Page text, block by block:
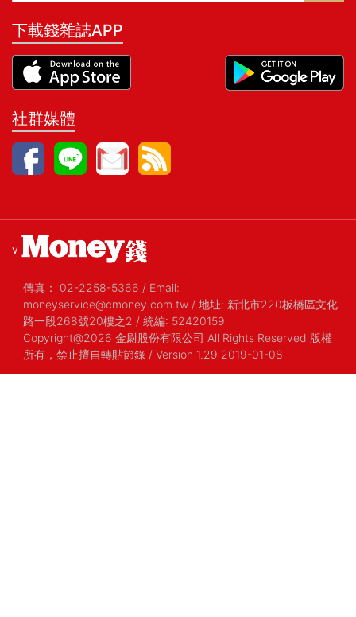
下載錢雜誌APP
社群媒體
v
傳真： 02-2258-5366 / Email:
moneyservice@cmoney.com.tw / 地址: 新北市220板橋區文化
路一段268號20樓之2 / 統編: 52420159
Copyright@2026 金尉股份有限公司 All Rights Reserved 版權
所有，禁止擅自轉貼節錄 / Version 1.29 2019-01-08